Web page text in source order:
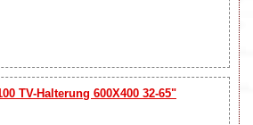
TV-Halterung 600X400 32-65"